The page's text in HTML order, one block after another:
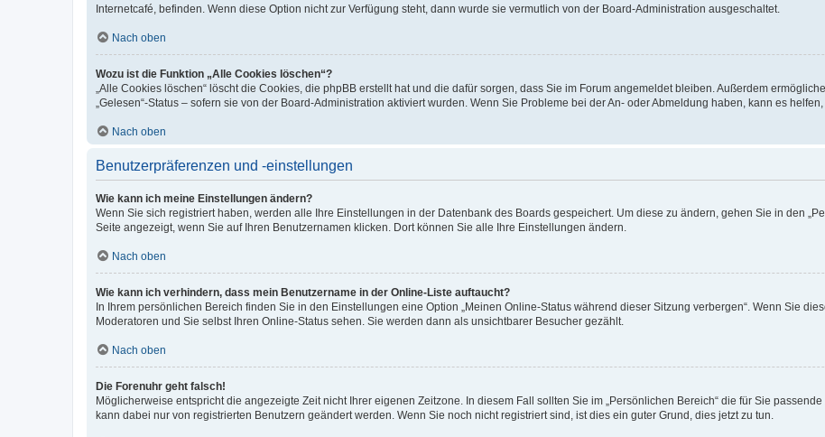
Internetcafé, befinden. Wenn diese Option nicht zur Verfügung steht, dann wurde sie vermutlich von der Board-Administration ausgeschaltet.
Nach oben
Wozu ist die Funktion „Alle Cookies löschen“?
„Alle Cookies löschen“ löscht die Cookies, die phpBB erstellt hat und die dafür sorgen, dass Sie im Forum angemeldet bleiben. Außerdem
„Gelesen“-Status – sofern sie von der Board-Administration aktiviert wurden. Wenn Sie Probleme bei der An- oder Abmeldung haben, kann es
Nach oben
Benutzerpräferenzen und -einstellungen
Wie kann ich meine Einstellungen ändern?
Wenn Sie sich registriert haben, werden alle Ihre Einstellungen in der Datenbank des Boards gespeichert. Um diese zu ändern, gehen Sie in den
Seite angezeigt, wenn Sie auf Ihren Benutzernamen klicken. Dort können Sie alle Ihre Einstellungen ändern.
Nach oben
Wie kann ich verhindern, dass mein Benutzername in der Online-Liste auftaucht?
In Ihrem persönlichen Bereich finden Sie in den Einstellungen eine Option „Meinen Online-Status während dieser Sitzung verbergen“. Wenn Sie
Moderatoren und Sie selbst Ihren Online-Status sehen. Sie werden dann als unsichtbarer Besucher gezählt.
Nach oben
Die Forenuhr geht falsch!
Möglicherweise entspricht die angezeigte Zeit nicht Ihrer eigenen Zeitzone. In diesem Fall sollten Sie im „Persönlichen Bereich“ die für Sie
kann dabei nur von registrierten Benutzern geändert werden. Wenn Sie noch nicht registriert sind, ist dies ein guter Grund, dies jetzt zu tun.